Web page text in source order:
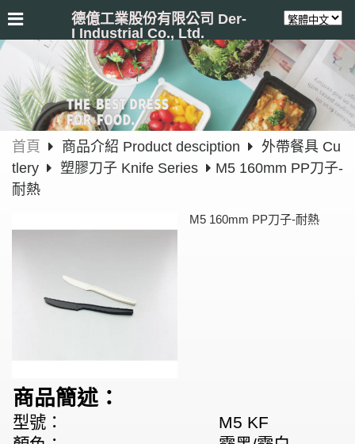
德億工業股份有限公司 Der-
I Industrial Co., Ltd.
首頁 商品介紹 Product desciption
外帶餐具 Cu
tlery
塑膠刀子 Knife Series
M5 160mm PP刀子-
耐熱
M5 160mm PP刀子-耐熱
商品簡述：
型號：
M5 KF